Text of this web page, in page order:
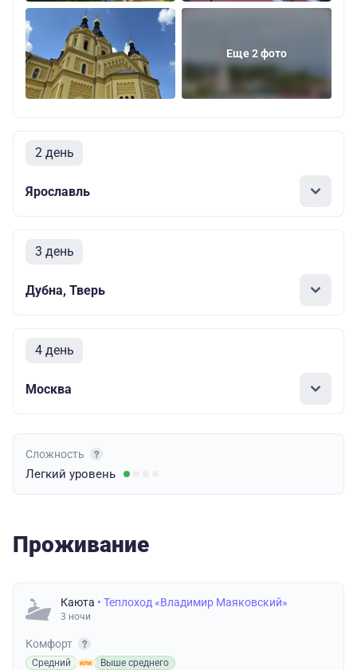
Еще 2 фото
2 день
Ярославль
3 день
Дубна, Тверь
4 день
Москва
Сложность
Легкий уровень
Проживание
Каюта • Теплоход «Владимир Маяковский»
3 ночи
Комфорт
Средний Выше среднего